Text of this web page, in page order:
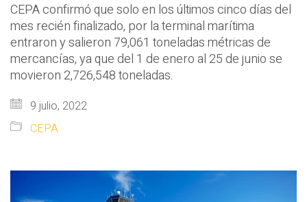
CEPA confirmó que solo en los últimos cinco días del
mes recién finalizado, por la terminal marítima
entraron y salieron 79,061 toneladas métricas de
mercancías, ya que del 1 de enero al 25 de junio se
movieron 2,726,548 toneladas.
9 julio, 2022
CEPA